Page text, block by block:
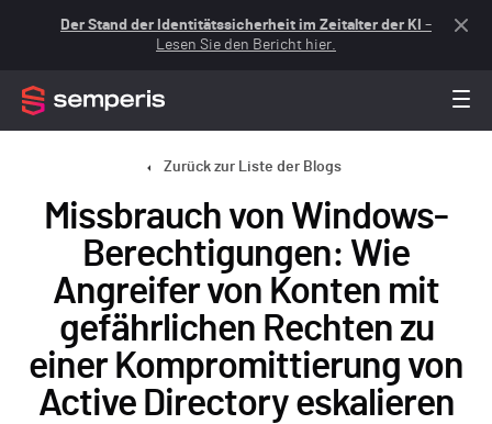
Der Stand der Identitätssicherheit im Zeitalter der KI –
Lesen Sie den Bericht hier.
Zurück zur Liste der Blogs
Missbrauch von Windows-
Berechtigungen: Wie
Angreifer von Konten mit
gefährlichen Rechten zu
einer Kompromittierung von
Active Directory eskalieren